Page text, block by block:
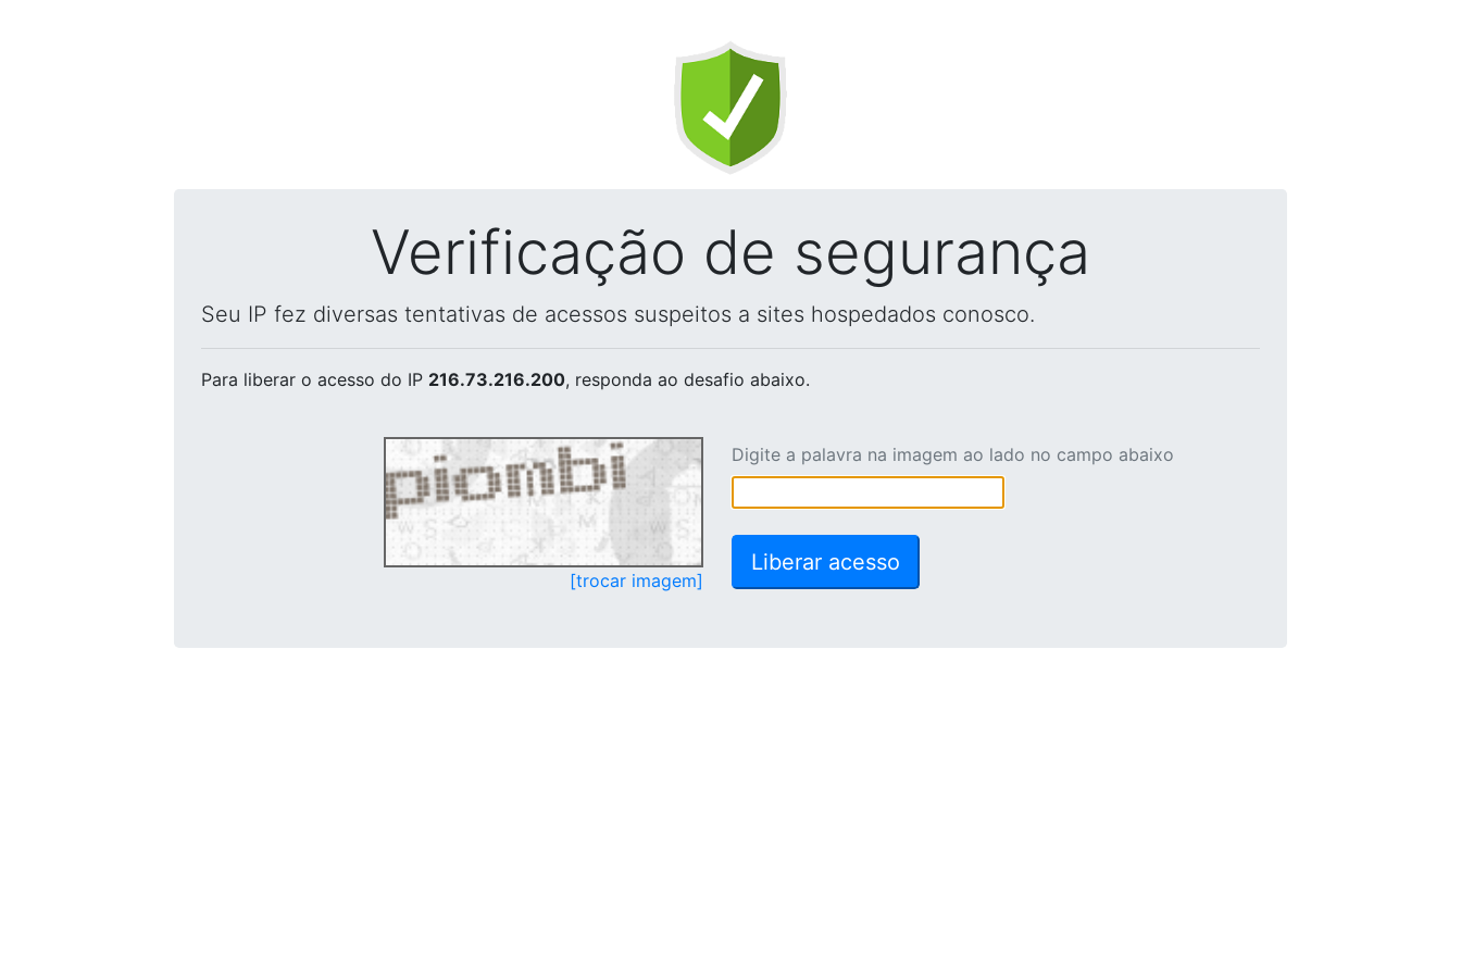
Verificação de segurança
Seu IP fez diversas tentativas de acessos suspeitos a sites hospedados conosco.
Para liberar o acesso do IP 216.73.216.200, responda ao desafio abaixo.
[trocar imagem]
Digite a palavra na imagem ao lado no campo abaixo